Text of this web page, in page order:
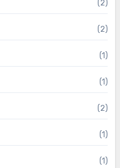
(2)
(2)
(1)
(1)
(2)
(1)
(1)